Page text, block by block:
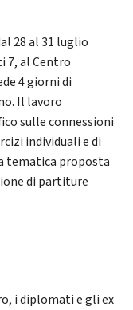
28 al 31 luglio
7, al Centro
4 giorni di
Il lavoro
sulle connessioni
individuali e di
tematica proposta
di partiture
i diplomati e gli ex